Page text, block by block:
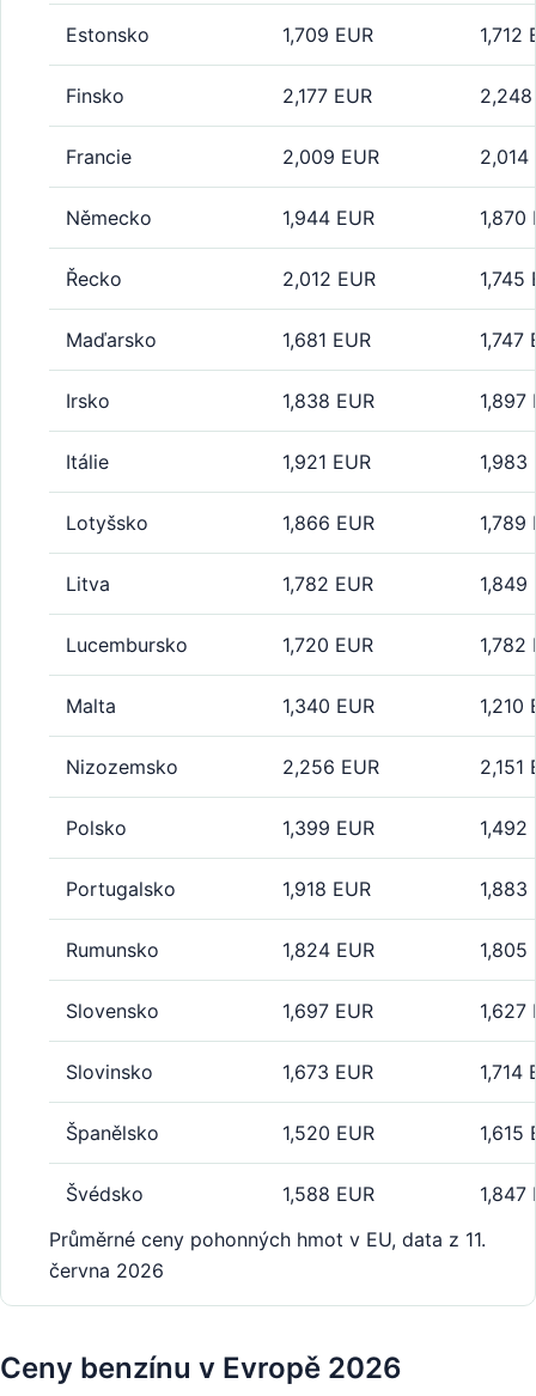
Estonsko 1,709 EUR 1,712
Finsko 2,177 EUR 2,248
Francie 2,009 EUR 2,014
Německo 1,944 EUR 1,870
Řecko 2,012 EUR 1,745
Maďarsko 1,681 EUR 1,747
Irsko 1,838 EUR 1,897
Itálie 1,921 EUR 1,983
Lotyšsko 1,866 EUR 1,789
Litva 1,782 EUR 1,849
Lucembursko 1,720 EUR 1,782
Malta 1,340 EUR 1,210
Nizozemsko 2,256 EUR 2,151
Polsko 1,399 EUR 1,492
Portugalsko 1,918 EUR 1,883
Rumunsko 1,824 EUR 1,805
Slovensko 1,697 EUR 1,627
Slovinsko 1,673 EUR 1,714
Španělsko 1,520 EUR 1,615
Švédsko 1,588 EUR
1,847
Průměrné ceny pohonných hmot v EU, data z 11.
června 2026
Ceny benzínu v Evropě 2026